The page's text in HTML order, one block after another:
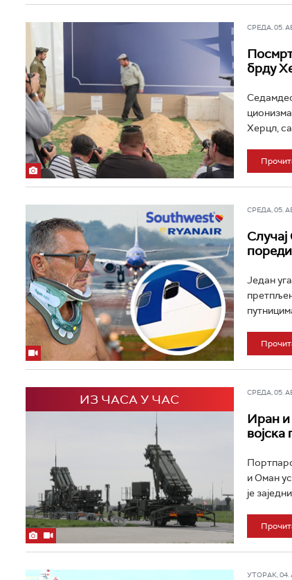
СРЕДА, 05.
брду
Херцл,
СРЕДА, 05.
Један
ИЗ ЧАСА У ЧАС СРЕДА, 05.
Иран и
и Оман
је
УТОРАК, 04.